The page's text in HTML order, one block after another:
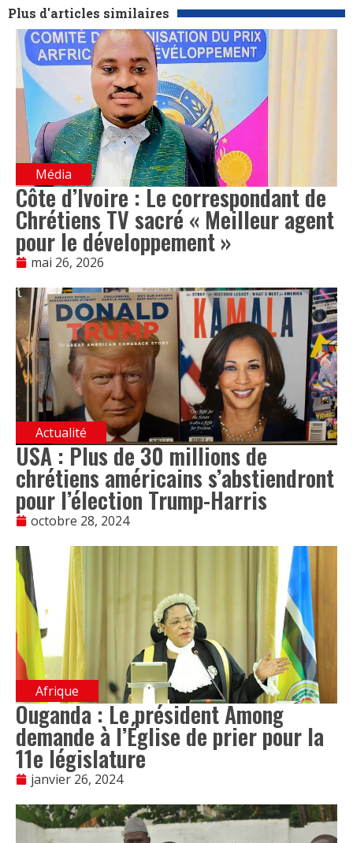
Plus d'articles similaires
Média
Côte d’Ivoire : Le correspondant de
Chrétiens TV sacré « Meilleur agent
pour le développement »
mai 26, 2026
Actualité
USA : Plus de 30 millions de
chrétiens américains s’abstiendront
pour l’élection Trump-Harris
octobre 28, 2024
Afrique
Ouganda : Le président Among
demande à l’Église de prier pour la
11e législature
janvier 26, 2024